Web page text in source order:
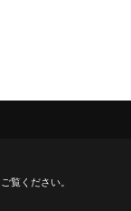
ご覧ください。